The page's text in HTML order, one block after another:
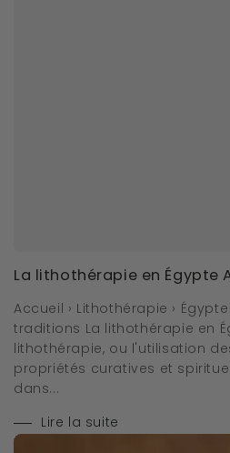
La lithothérapie en Égypte
Accueil › Lithothérapie ›
traditions La lithothérapie en
lithothérapie, ou l'utilisation
propriétés curatives et
dans...
Lire la suite